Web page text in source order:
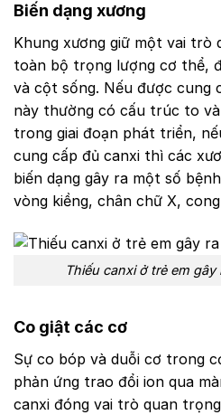
Biến dạng xương
Khung xương giữ một vai trò
toàn bộ trọng lượng cơ thể,
và cột sống. Nếu được cung
này thường có cấu trúc to
trong giai đoạn phát triển,
cung cấp đủ canxi thì các
biến dạng gây ra một số
vòng kiềng, chân chữ X,
Thiếu canxi ở trẻ em
Co giật các cơ
Sự co bóp và duỗi cơ trong
phản ứng trao đổi ion qua
canxi đóng vai trò quan